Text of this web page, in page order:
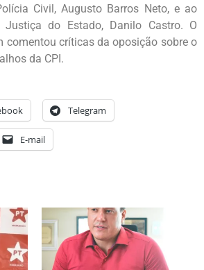
Civil, Augusto Barros Neto, e ao
Justiça do Estado, Danilo Castro. O
comentou críticas da oposição sobre o
da CPI.
Telegram
E-mail